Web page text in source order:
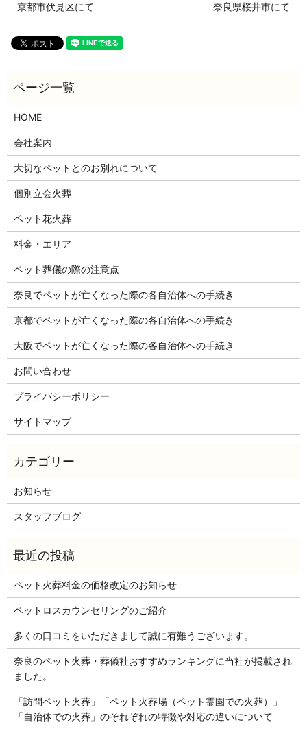
京都市伏見区にて 奈良県桜井市にて
HOME
会社案内
大切なペットとのお別れについて
個別立会火葬
ペット花火葬
料金・エリア
ペット葬儀の際の注意点
奈良でペットが亡くなった際の各自治体への手続き
京都でペットが亡くなった際の各自治体への手続き
大阪でペットが亡くなった際の各自治体への手続き
お問い合わせ
プライバシーポリシー
サイトマップ
お知らせ
スタッフブログ
ペット火葬料金の価格改定のお知らせ
ペットロスカウンセリングのご紹介
多くの口コミをいただきまして誠に有難うございます。
奈良のペット火葬・葬儀社おすすめランキングに当社が掲載され
ました。
「訪問ペット火葬」「ペット火葬場（ペット霊園での火葬）」
「自治体での火葬」のそれぞれの特徴や対応の違いについて